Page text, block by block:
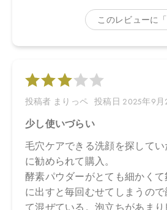
【メーカー品番】
【店舗発売日】
Biople 2025/6/18
Biop 2025/6/18
CosmeKitchen 2025/6/18
※店舗での取り扱いや詳しい在庫状況に
お問い合わせください。
※発売日は予告なく変更する可能性がご
ださい。